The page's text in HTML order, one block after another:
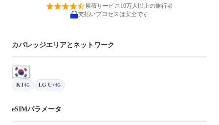
累積サービス10万人以上の旅行者
支払いプロセスは安全です
カバレッジエリアとネットワーク
KT4G LG U+4G
eSIMパラメータ